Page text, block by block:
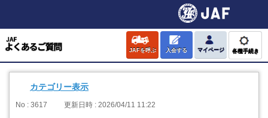
JAFを呼ぶ 入会する マイページ 各種手続き
カテゴリー表示
No : 3617 更新日時 : 2026/04/11 11:22